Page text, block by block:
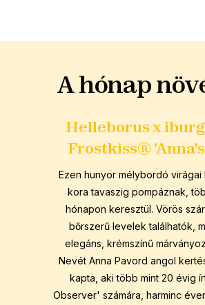
A hónap
Helleborus x
Frostkiss®
Ezen hunyor mélybordó virágai
kora tavaszig pompáznak,
hónapon keresztül. Vörös
bőrszerű levelek találhatók,
elegáns, krémszínű
Nevét Anna Pavord angol
kapta, aki több mint 20 évig
Observer' számára, harminc